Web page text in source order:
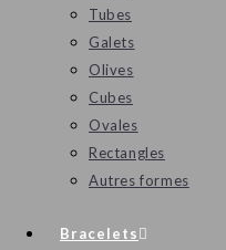
Tubes
Galets
Olives
Cubes
Ovales
Rectangles
Autres formes
Bracelets